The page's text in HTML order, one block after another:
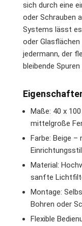
sich durch eine
oder Schrauben
Systems lässt
oder
jedermann, der
bleibende
Maße: 40 x
mittelgroße
Farbe: Beige –
Material:
sanfte
Montage:
Bohren oder
Flexible